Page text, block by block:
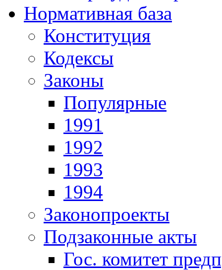
Нормативная база
Конституция
Кодексы
Законы
Популярные
1991
1992
1993
1994
Законопроекты
Подзаконные акты
Гос. комитет